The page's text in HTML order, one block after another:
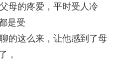
母的疼爱，平时受人冷
是受
的这么来，让他感到了母
，